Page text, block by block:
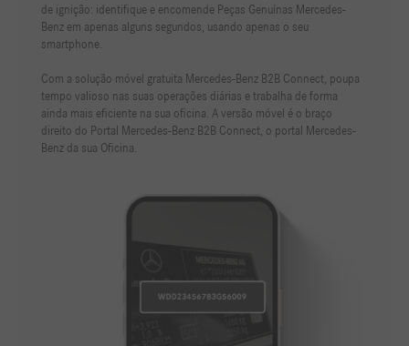
de ignição: identifique e encomende Peças Genuínas Mercedes-
Benz em apenas alguns segundos, usando apenas o seu
smartphone.
Com a solução móvel gratuita Mercedes-Benz B2B Connect, poupa
tempo valioso nas suas operações diárias e trabalha de forma
ainda mais eficiente na sua oficina. A versão móvel é o braço
direito do Portal Mercedes-Benz B2B Connect, o portal Mercedes-
Benz da sua Oficina.